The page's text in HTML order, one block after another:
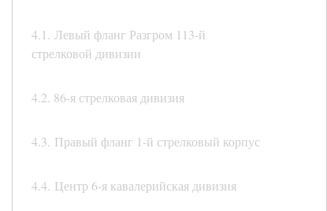
4.1. Левый фланг Разгром 113-й
стрелковой дивизии
4.2. 86-я стрелковая дивизия
4.3. Правый фланг 1-й стрелковый корпус
4.4. Центр 6-я кавалерийская дивизия